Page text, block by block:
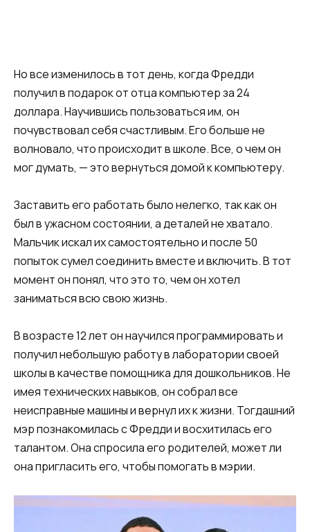
Но все изменилось в тот день, когда Фредди
получил в подарок от отца компьютер за 24
доллара. Научившись пользоваться им, он
почувствовал себя счастливым. Его больше не
волновало, что происходит в школе. Все, о чем он
мог думать, — это вернуться домой к компьютеру.
Заставить его работать было нелегко, так как он
был в ужасном состоянии, а деталей не хватало.
Мальчик искал их самостоятельно и после 50
попыток сумел соединить вместе и включить. В тот
момент он понял, что это то, чем он хотел
заниматься всю свою жизнь.
В возрасте 12 лет он научился программировать и
получил небольшую работу в лаборатории своей
школы в качестве помощника для дошкольников. Не
имея технических навыков, он собрал все
неисправные машины и вернул их к жизни. Тогдашний
мэр познакомилась с Фредди и восхитилась его
талантом. Она спросила его родителей, может ли
она пригласить его, чтобы помогать в мэрии.